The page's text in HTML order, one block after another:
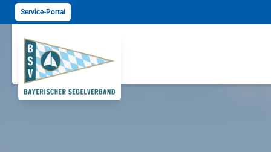
Service-Portal